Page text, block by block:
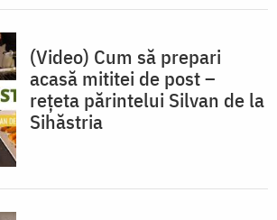
(Video) Cum să prepari
acasă mititei de post –
rețeta părintelui Silvan de la
Sihăstria